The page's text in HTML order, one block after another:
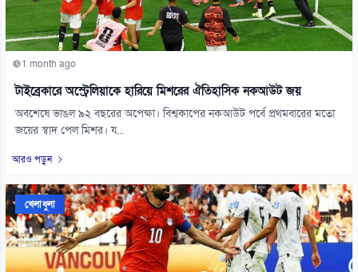
1 month ago
টাইব্রেকারে অস্ট্রেলিয়াকে হারিয়ে মিশরের ঐতিহাসিক নকআউট জয়
অবশেষে ভাঙল ৯২ বছরের অপেক্ষা। বিশ্বকাপের নকআউট পর্বে প্রথমবারের মতো
জয়ের স্বাদ পেল মিশর। য...
আরও পড়ুন
খেলাধুলা